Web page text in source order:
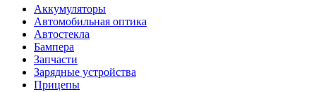
Аккумуляторы
Автомобильная оптика
Автостекла
Бампера
Запчасти
Зарядные устройства
Прицепы